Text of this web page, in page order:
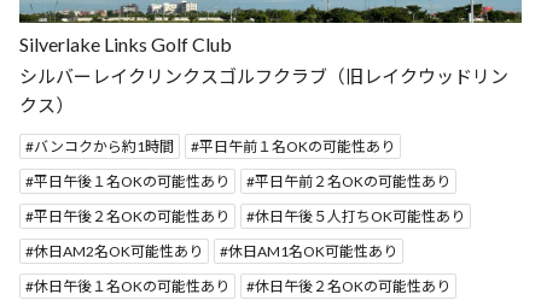
Silverlake Links Golf Club
シルバーレイクリンクスゴルフクラブ（旧レイクウッドリン
クス）
バンコクから約1時間
平日午前１名OKの可能性あり
平日午後１名OKの可能性あり
平日午前２名OKの可能性あり
平日午後２名OKの可能性あり
休日午後５人打ちOK可能性あり
休日AM2名OK可能性あり
休日AM1名OK可能性あり
休日午後１名OKの可能性あり
休日午後２名OKの可能性あり